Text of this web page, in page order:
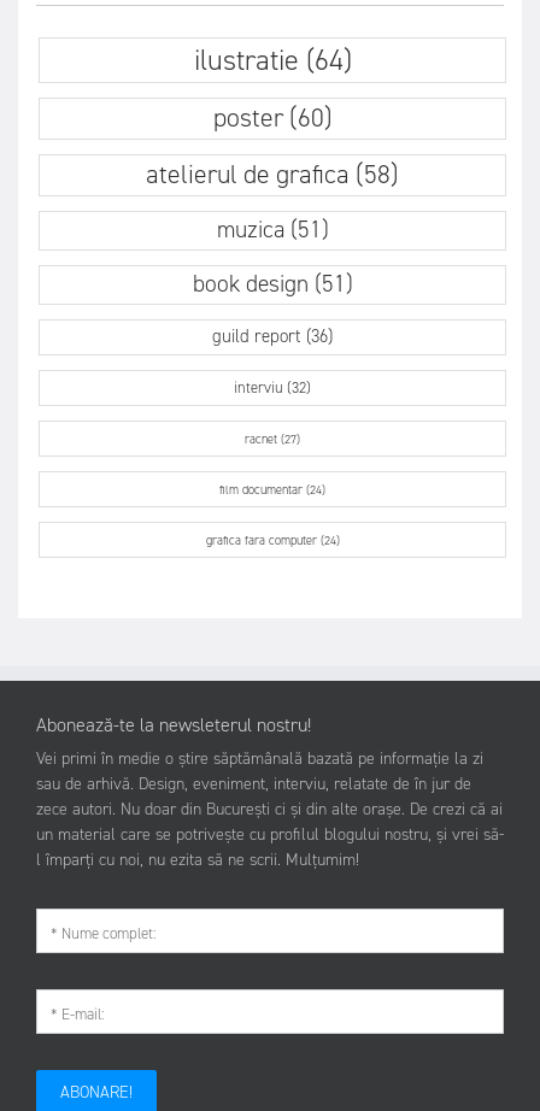
ilustratie (64)
poster (60)
atelierul de grafica (58)
muzica (51)
book design (51)
guild report (36)
interviu (32)
racnet (27)
film documentar (24)
grafica fara computer (24)
Abonează-te la newsleterul nostru!
Vei primi în medie o știre săptămânală bazată pe informație la zi
sau de arhivă. Design, eveniment, interviu, relatate de în jur de
zece autori. Nu doar din București ci și din alte orașe. De crezi că ai
un material care se potrivește cu profilul blogului nostru, și vrei să-
l împarți cu noi, nu ezita să ne scrii. Mulțumim!
ABONARE!